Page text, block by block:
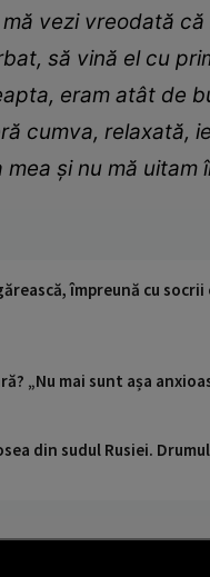
vezi vreodată
să vină el cu
eram atât de
cumva, relaxată,
și nu mă uitam
împreună cu
„Nu mai sunt așa
din sudul Rusiei.